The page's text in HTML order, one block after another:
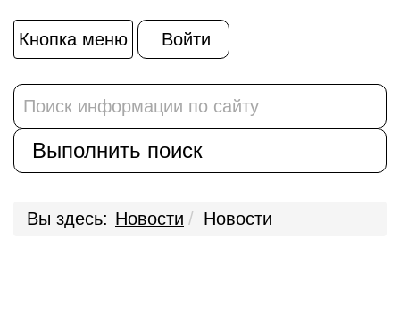
Кнопка меню Войти
Вы здесь: Новости Новости